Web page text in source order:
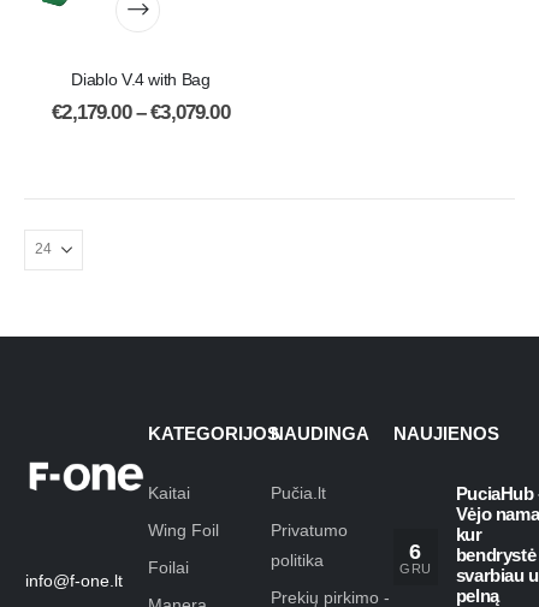
Diablo V.4 with Bag
€2,179.00 – €3,079.00
info@f-one.lt
KATEGORIJOS
Kaitai
Wing Foil
Foilai
NAUDINGA
Pučia.lt
Privatumo
politika
Prekių pirkimo -
NAUJIENOS
6
GRU
PuciaHub
Vėjo
kur
bendrystė
svarbiau
pelną